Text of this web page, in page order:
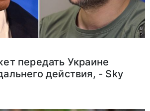
передать Украине
действия, - Sky